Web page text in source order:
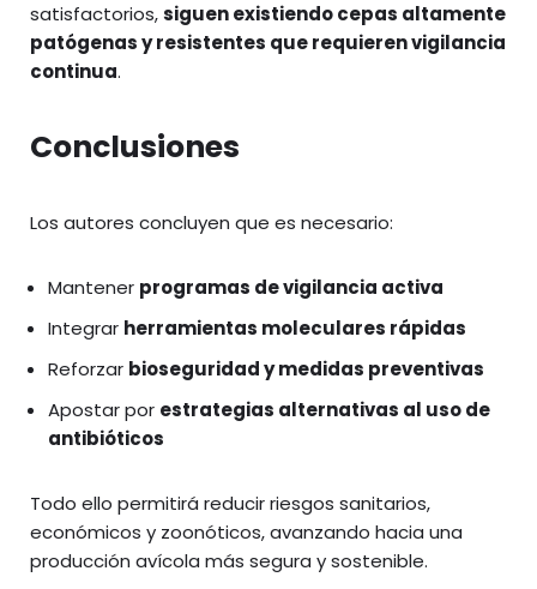
satisfactorios,siguen existiendo cepas altamente
patógenas y resistentes que requieren vigilancia
continua.
Conclusiones
Los autores concluyen que es necesario:
Mantener programas de vigilancia activa
Integrar herramientas moleculares rápidas
Reforzar bioseguridad y medidas preventivas
Apostar por estrategias alternativas al uso de
antibióticos
Todo ello permitirá reducir riesgos sanitarios,
económicos y zoonóticos, avanzando hacia una
producción avícola más segura y sostenible.